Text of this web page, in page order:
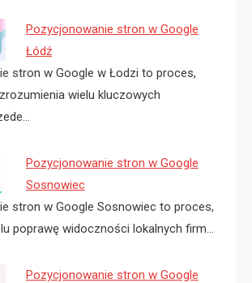
Pozycjonowanie stron w Google
Łódź
stron w Google w Łodzi to proces,
wielu kluczowych
Pozycjonowanie stron w Google
Sosnowiec
stron w Google Sosnowiec to proces,
poprawę widoczności lokalnych firm…
Pozycjonowanie stron w Google